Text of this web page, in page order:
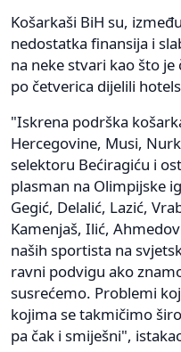
Košarkaši BiH su,
nedostatka finansija i
na neke stvari kao što
po četverica dijelili
"Iskrena podrška
Hercegovine, Musi,
selektoru Bećiragiću i
plasman na Olimpijske
Gegić, Delalić, Lazić,
Kamenjaš, Ilić,
naših sportista na
ravni podvigu ako
susrećemo. Problemi
kojima se takmičimo
pa čak i smiješni",